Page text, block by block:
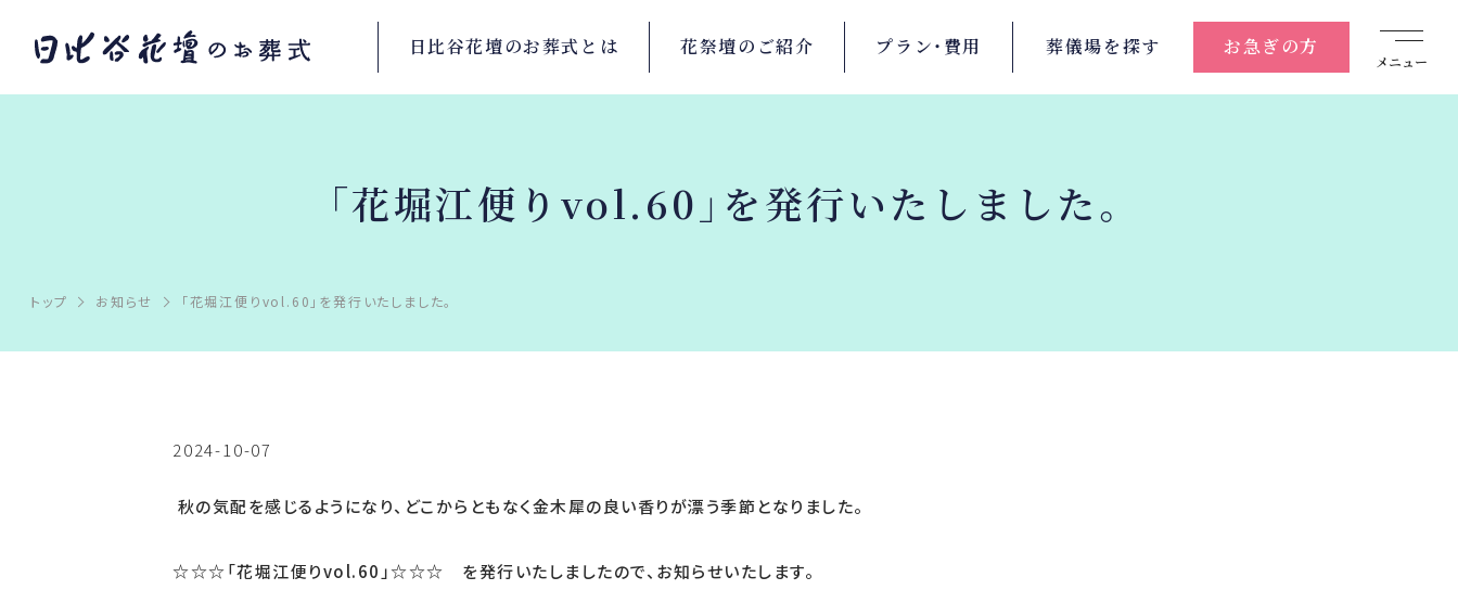
メニュー
日比谷花壇のお葬式とは 花祭壇の ご紹介 プラン・ 費用 葬儀場を探す お急ぎの方
「花堀江便りvol.60」を発行いたしました。
トップ お知らせ 「花堀江便りvol.60」を発行いたしました。
2024-10-07
秋の気配を感じるようになり、どこからともなく金木犀の良い香りが漂う季節となりました。
☆☆☆「花堀江便りvol.60」☆☆☆ を発行いたしましたので、お知らせいたします。